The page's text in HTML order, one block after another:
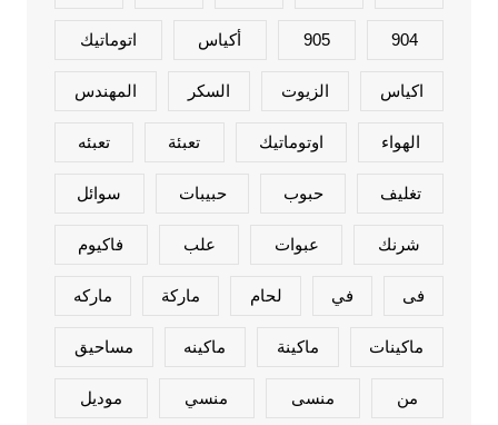
904
905 أكياس اتوماتيك
اكياس الزيوت السكر المهندس
الهواء اوتوماتيك تعبئة تعبئه
تغليف حبوب حبيبات سوائل
شرنك عبوات علب فاكيوم
فى في لحام ماركة ماركه
ماكينات ماكينة ماكينه مساحيق
من منسى منسي موديل